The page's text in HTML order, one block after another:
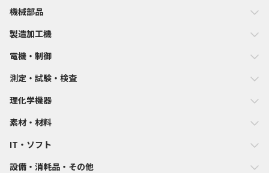
機械部品
製造加工機
電機・制御
測定・試験・検査
理化学機器
素材・材料
IT・ソフト
設備・消耗品・その他